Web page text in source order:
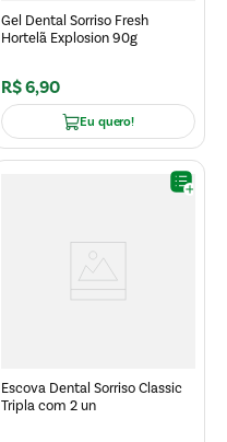
Gel Dental Sorriso Fresh
Hortelã Explosion 90g
R$6,90
Eu quero!
Escova Dental Sorriso Classic
Tripla com 2 un